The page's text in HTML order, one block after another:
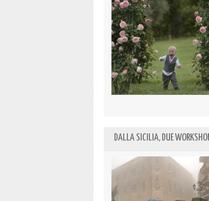
DALLA SICILIA, DUE